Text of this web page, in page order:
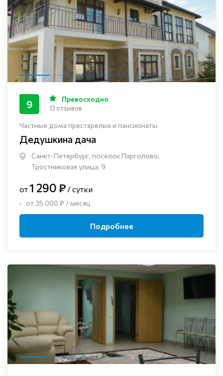
Частные дома престарелых и пансионаты
Дедушкина дача
Санкт-Петербург, посёлок Парголово,
Тростниковая улица, 9
9 Превосходно
13 отзывов
от1 290 ₽ / сутки
от 35 000 ₽ / месяц
Подробнее